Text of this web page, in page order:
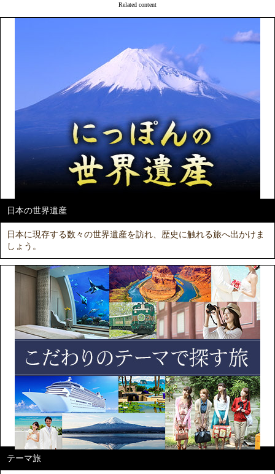
Related content
日本の世界遺産
日本に現存する数々の世界遺産を訪れ、歴史に触れる旅へ出かけま
しょう。
テーマ旅